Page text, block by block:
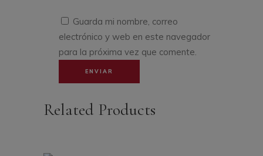
Guarda mi nombre, correo
electrónico y web en este navegador
para la próxima vez que comente.
Related Products